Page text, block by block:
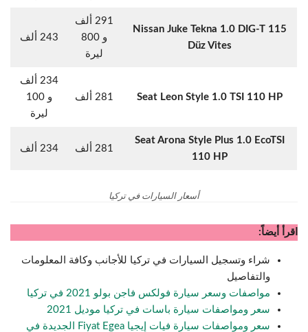
Nissan Juke Tekna 1.0 DIG-T 115
Düz Vites
291 ألف
و 800
ليرة
243 ألف
Seat Leon Style 1.0 TSI 110 HP 281 ألف
234 ألف
و 100
ليرة
Seat Arona Style Plus 1.0 EcoTSI
110 HP
281 ألف 234 ألف
أسعار السيارات في تركيا
اقرأ أيضاً:
شراء وتسجيل السيارات في تركيا للأجانب وكافة المعلومات
والتفاصيل
مواصفات وسعر سيارة فولكس فاجن بولو 2021 في تركيا
سعر ومواصفات سيارة باسات في تركيا موديل 2021
سعر ومواصفات سيارة فيات إيجيا Fiyat Egea الجديدة في